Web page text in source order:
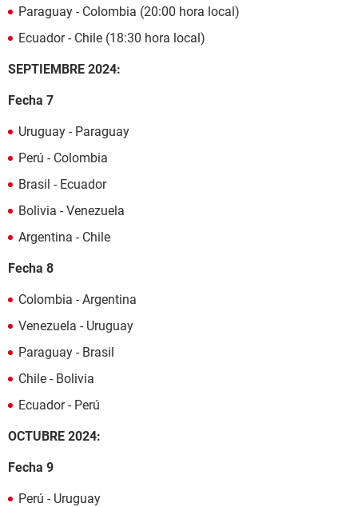
Paraguay - Colombia (20:00 hora local)
Ecuador - Chile (18:30 hora local)
SEPTIEMBRE 2024:
Fecha 7
Uruguay - Paraguay
Perú - Colombia
Brasil - Ecuador
Bolivia - Venezuela
Argentina - Chile
Fecha 8
Colombia - Argentina
Venezuela - Uruguay
Paraguay - Brasil
Chile - Bolivia
Ecuador - Perú
OCTUBRE 2024:
Fecha 9
Perú - Uruguay